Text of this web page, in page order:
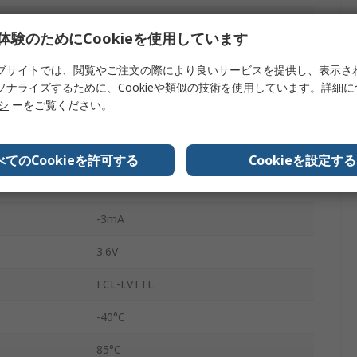
LVTTL
24mA
-3mA
3.6V
ECL-LVTTL
-40°C
85°C
験のためにCookieを使用しています
サイトでは、閲覧やご注文の際により良いサービスを提供し、表示さ
ナライズするために、Cookieや類似の技術を使用しています。詳細
ーをご覧ください。
てのCookieを許可する Cookieを設定する